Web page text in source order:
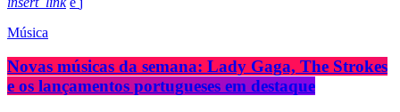
Música
Novas músicas da semana: Lady Gaga, The Strokes
e os lançamentos portugueses em destaque